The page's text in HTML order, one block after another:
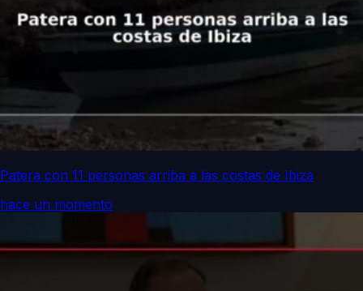
Patera con 11 personas arriba a las costas de Ibiza
hace un momento